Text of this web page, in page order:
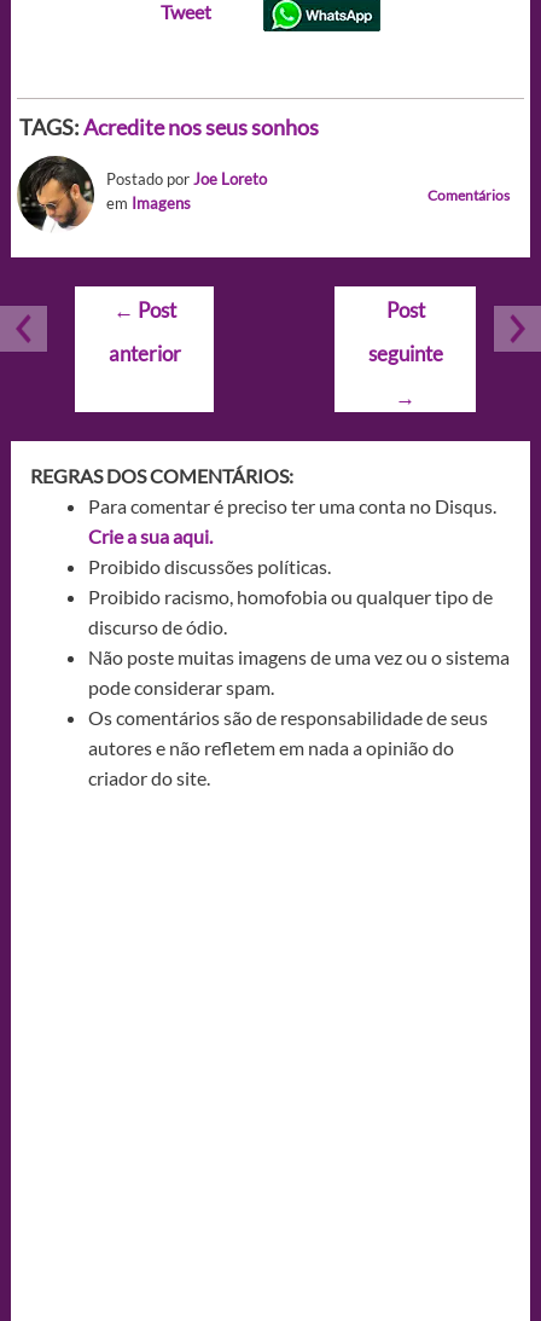
Tweet
TAGS:Acredite nos seus sonhos
Postado porJoe Loreto
em Imagens Comentários
Navegação
Post
← Post
anterior
Post
seguinte
→
REGRAS DOS COMENTÁRIOS:
Para comentar é preciso ter uma conta no Disqus.
Crie a sua aqui.
Proibido discussões políticas.
Proibido racismo, homofobia ou qualquer tipo de
discurso de ódio.
Não poste muitas imagens de uma vez ou o sistema
pode considerar spam.
Os comentários são de responsabilidade de seus
autores e não refletem em nada a opinião do
criador do site.